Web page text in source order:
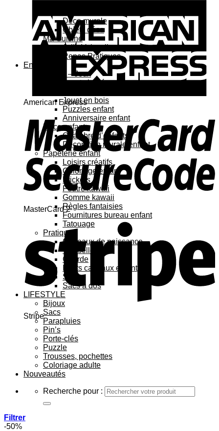
American Express
MasterCard 2
Stripe
Déco murale
Objets déco
Ma Cuisine
Jolie Vaisselle
Repas Pratiques
Enfant
Jouets – Jeux
Jouets bébé
Jouet en bois
Puzzles enfant
Anniversaire enfant
Déco enfant
Chambre d’enfants
Décoration murale enfant
Papeterie enfant
Loisirs créatifs
Coloriage enfant
Stickers
Feutre kawaii
Gomme kawaii
Règles fantaisies
Fournitures bureau enfant
Tatouage
Pratique
Cadeaux de naissance
Vaisselle
Gourde
Petits cadeaux enfant
Sacs
Sacs à dos
LIFESTYLE
Bijoux
Sacs
Parapluies
Pin’s
Porte-clés
Puzzle
Trousses, pochettes
Coloriage adulte
Nouveautés
Recherche pour :
Filtrer
-50%